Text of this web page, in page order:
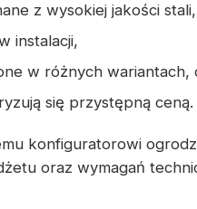
z wysokiej jakości stali,
instalacji,
w różnych
się przystępną ceną.
konfiguratorowi
oraz wymagań